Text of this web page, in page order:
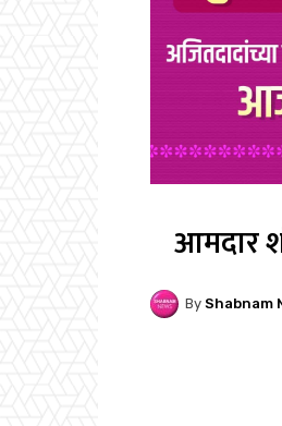
आमदार
By Shabnam